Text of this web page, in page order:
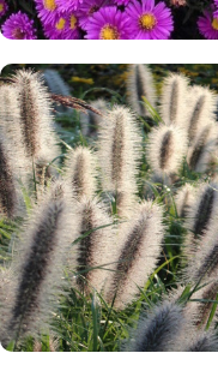
Подарок
Не оставим
При
несколько
Вас